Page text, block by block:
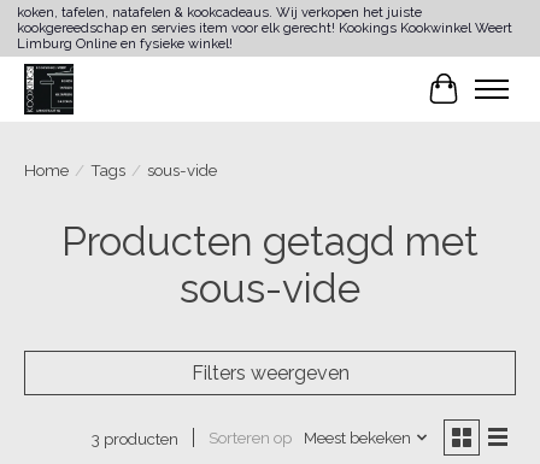
koken, tafelen, natafelen & kookcadeaus. Wij verkopen het juiste
kookgereedschap en servies item voor elk gerecht! Kookings Kookwinkel Weert
Limburg Online en fysieke winkel!
Home / Tags / sous-vide
Producten getagd met
sous-vide
Filters weergeven
3 producten Sorteren op Meest bekeken